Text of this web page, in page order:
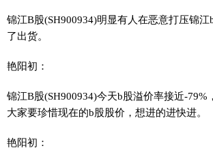
锦江B股(SH900934)明显有人在恶意打压锦
了出货。
艳阳初：
锦江B股(SH900934)今天b股溢价率接近-79%
大家要珍惜现在的b股股价，想进的进快进。
艳阳初：